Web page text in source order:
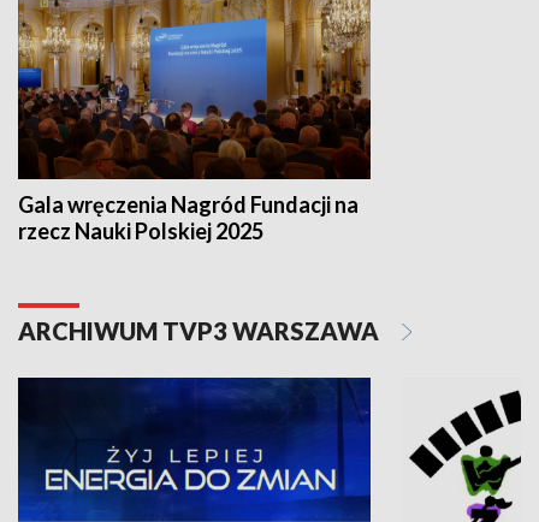
Gala wręczenia Nagród Fundacji na
rzecz Nauki Polskiej 2025
ARCHIWUM TVP3 WARSZAWA